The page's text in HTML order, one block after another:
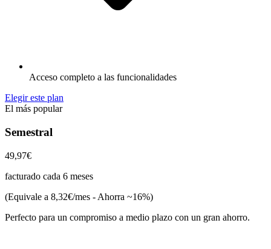
Acceso completo a las funcionalidades
Elegir este plan
El más popular
Semestral
49,97€
facturado cada 6 meses
(Equivale a 8,32€/mes - Ahorra ~16%)
Perfecto para un compromiso a medio plazo con un gran ahorro.